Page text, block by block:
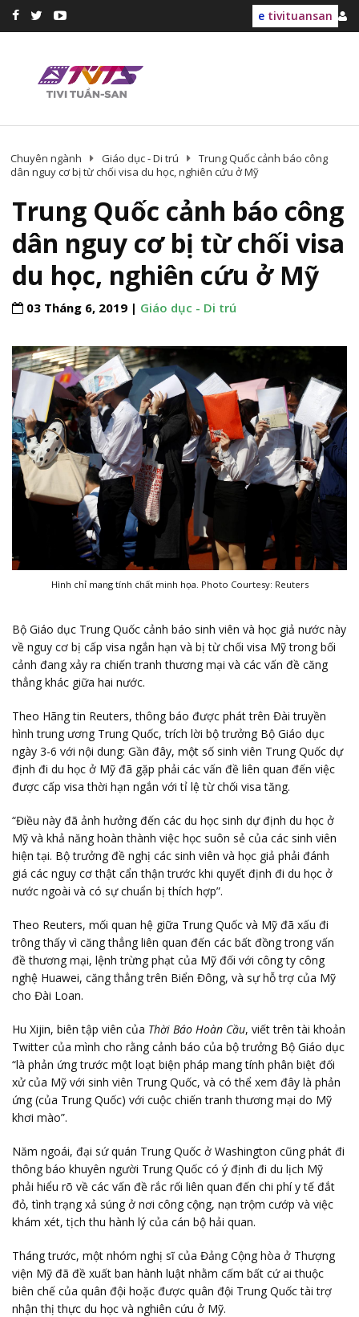
e tivituansan
Chuyên ngành Giáo dục - Di trú
Trung Quốc cảnh báo công
dân nguy cơ bị từ chối visa du học, nghiên cứu ở Mỹ
Trung Quốc cảnh báo công
dân nguy cơ bị từ chối visa
du học, nghiên cứu ở Mỹ
03 Tháng 6, 2019 | Giáo dục - Di trú
Hình chỉ mang tính chất minh họa. Photo Courtesy: Reuters
Bộ Giáo dục Trung Quốc cảnh báo sinh viên và học giả nước này
về nguy cơ bị cấp visa ngắn hạn và bị từ chối visa Mỹ trong bối
cảnh đang xảy ra chiến tranh thương mại và các vấn đề căng
thẳng khác giữa hai nước.
Theo Hãng tin Reuters, thông báo được phát trên Đài truyền
hình trung ương Trung Quốc, trích lời bộ trưởng Bộ Giáo dục
ngày 3-6 với nội dung: Gần đây, một số sinh viên Trung Quốc dự
định đi du học ở Mỹ đã gặp phải các vấn đề liên quan đến việc
được cấp visa thời hạn ngắn với tỉ lệ từ chối visa tăng.
“Điều này đã ảnh hưởng đến các du học sinh dự định du học ở
Mỹ và khả năng hoàn thành việc học suôn sẻ của các sinh viên
hiện tại. Bộ trưởng đề nghị các sinh viên và học giả phải đánh
giá các nguy cơ thật cẩn thận trước khi quyết định đi du học ở
nước ngoài và có sự chuẩn bị thích hợp”.
Theo Reuters, mối quan hệ giữa Trung Quốc và Mỹ đã xấu đi
trông thấy vì căng thẳng liên quan đến các bất đồng trong vấn
đề thương mại, lệnh trừng phạt của Mỹ đối với công ty công
nghệ Huawei, căng thẳng trên Biển Đông, và sự hỗ trợ của Mỹ
cho Đài Loan.
Hu Xijin, biên tập viên của Thời Báo Hoàn Cầu, viết trên tài khoản
Twitter của mình cho rằng cảnh báo của bộ trưởng Bộ Giáo dục
“là phản ứng trước một loạt biện pháp mang tính phân biệt đối
xử của Mỹ với sinh viên Trung Quốc, và có thể xem đây là phản
ứng (của Trung Quốc) với cuộc chiến tranh thương mại do Mỹ
khơi mào”.
Năm ngoái, đại sứ quán Trung Quốc ở Washington cũng phát đi
thông báo khuyên người Trung Quốc có ý định đi du lịch Mỹ
phải hiểu rõ về các vấn đề rắc rối liên quan đến chi phí y tế đắt
đỏ, tình trạng xả súng ở nơi công cộng, nạn trộm cướp và việc
khám xét, tịch thu hành lý của cán bộ hải quan.
Tháng trước, một nhóm nghị sĩ của Đảng Cộng hòa ở Thượng
viện Mỹ đã đề xuất ban hành luật nhằm cấm bất cứ ai thuộc
biên chế của quân đội hoặc được quân đội Trung Quốc tài trợ
nhận thị thực du học và nghiên cứu ở Mỹ.